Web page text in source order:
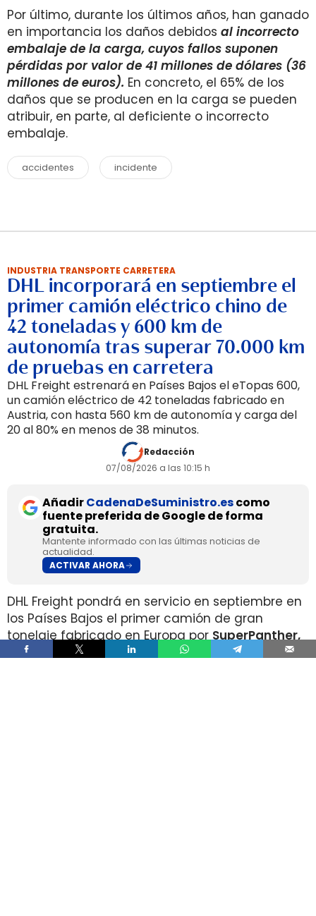
Por último, durante los últimos años, han ganado
en importancia los daños debidos al incorrecto
embalaje de la carga, cuyos fallos suponen
pérdidas por valor de 41 millones de dólares (36
millones de euros). En concreto, el 65% de los
daños que se producen en la carga se pueden
atribuir, en parte, al deficiente o incorrecto
embalaje.
accidentes incidente
INDUSTRIA TRANSPORTE CARRETERA
DHL incorporará en septiembre el
primer camión eléctrico chino de
42 toneladas y 600 km de
autonomía tras superar 70.000 km
de pruebas en carretera
DHL Freight estrenará en Países Bajos el eTopas 600,
un camión eléctrico de 42 toneladas fabricado en
Austria, con hasta 560 km de autonomía y carga del
20 al 80% en menos de 38 minutos.
Redacción
07/08/2026 a las 10:15 h
AñadirCadenaDeSuministro.escomo
fuente preferida de Google de forma
gratuita.
Mantente informado con las últimas noticias de
actualidad.
ACTIVAR AHORA
DHL Freight pondrá en servicio en septiembre en
los Países Bajos el primer camión de gran
tonelaje fabricado en Europa porSuperPanther,
después de trasladar la unidad desde Austria